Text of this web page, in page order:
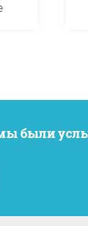
были